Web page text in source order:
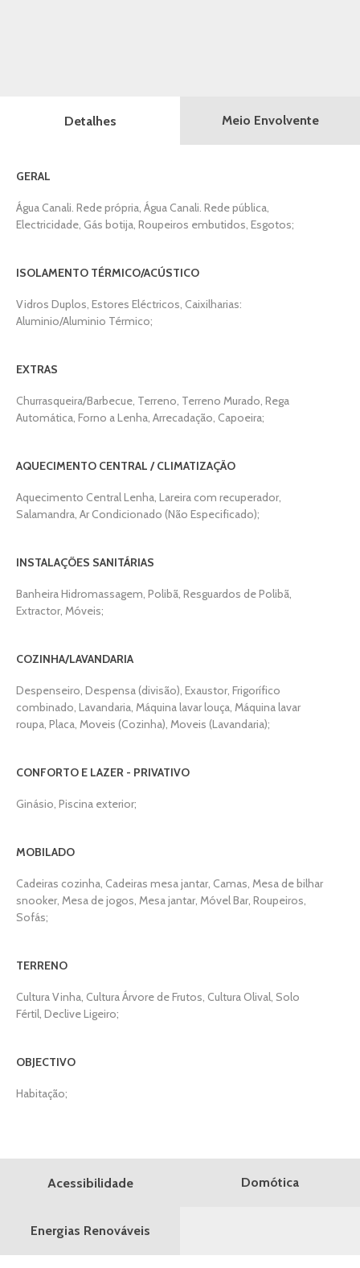
Detalhes
GERAL
Água Canali. Rede própria, Água Canali. Rede pública,
Electricidade, Gás botija, Roupeiros embutidos, Esgotos;
ISOLAMENTO TÉRMICO/ACÚSTICO
Vidros Duplos, Estores Eléctricos, Caixilharias:
Aluminio/Aluminio Térmico;
EXTRAS
Churrasqueira/Barbecue, Terreno, Terreno Murado, Rega
Automática, Forno a Lenha, Arrecadação, Capoeira;
AQUECIMENTO CENTRAL / CLIMATIZAÇÃO
Aquecimento Central Lenha, Lareira com recuperador,
Salamandra, Ar Condicionado (Não Especificado);
INSTALAÇÕES SANITÁRIAS
Banheira Hidromassagem, Polibã, Resguardos de Polibã,
Extractor, Móveis;
COZINHA/LAVANDARIA
Despenseiro, Despensa (divisão), Exaustor, Frigorífico
combinado, Lavandaria, Máquina lavar louça, Máquina lavar
roupa, Placa, Moveis (Cozinha), Moveis (Lavandaria);
CONFORTO E LAZER - PRIVATIVO
Ginásio, Piscina exterior;
MOBILADO
Cadeiras cozinha, Cadeiras mesa jantar, Camas, Mesa de bilhar
snooker, Mesa de jogos, Mesa jantar, Móvel Bar, Roupeiros,
Sofás;
TERRENO
Cultura Vinha, Cultura Árvore de Frutos, Cultura Olival, Solo
Fértil, Declive Ligeiro;
OBJECTIVO
Habitação;
Meio Envolvente
Acessibilidade Domótica
Energias Renováveis